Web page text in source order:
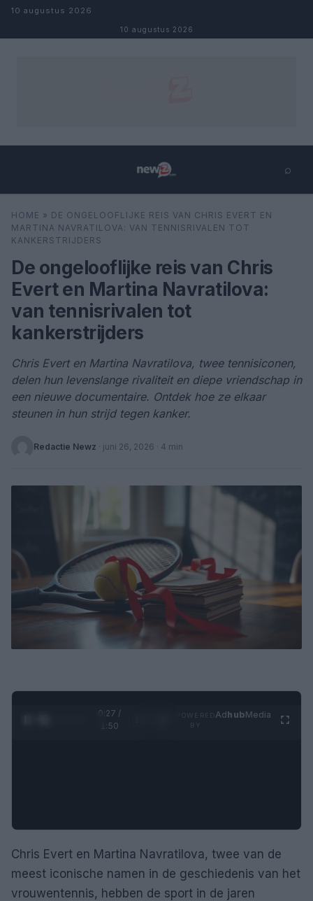
Naar inhoud
10 augustus 2026
10 augustus 2026
⌕
Zoeken ⌕
HOME » DE ONGELOOFLIJKE REIS VAN CHRIS EVERT EN
MARTINA NAVRATILOVA: VAN TENNISRIVALEN TOT
KANKERSTRIJDERS
De ongelooflijke reis van Chris
Evert en Martina Navratilova:
van tennisrivalen tot
kankerstrijders
Chris Evert en Martina Navratilova, twee tennisiconen,
delen hun levenslange rivaliteit en diepe vriendschap in
een nieuwe documentaire. Ontdek hoe ze elkaar
steunen in hun strijd tegen kanker.
Redactie Newz · juni 26, 2026 · 4 min
0:28 /
1:50
AdhubMedia
Chris Evert en Martina Navratilova, twee van de
meest iconische namen in de geschiedenis van het
vrouwentennis, hebben de sport in de jaren